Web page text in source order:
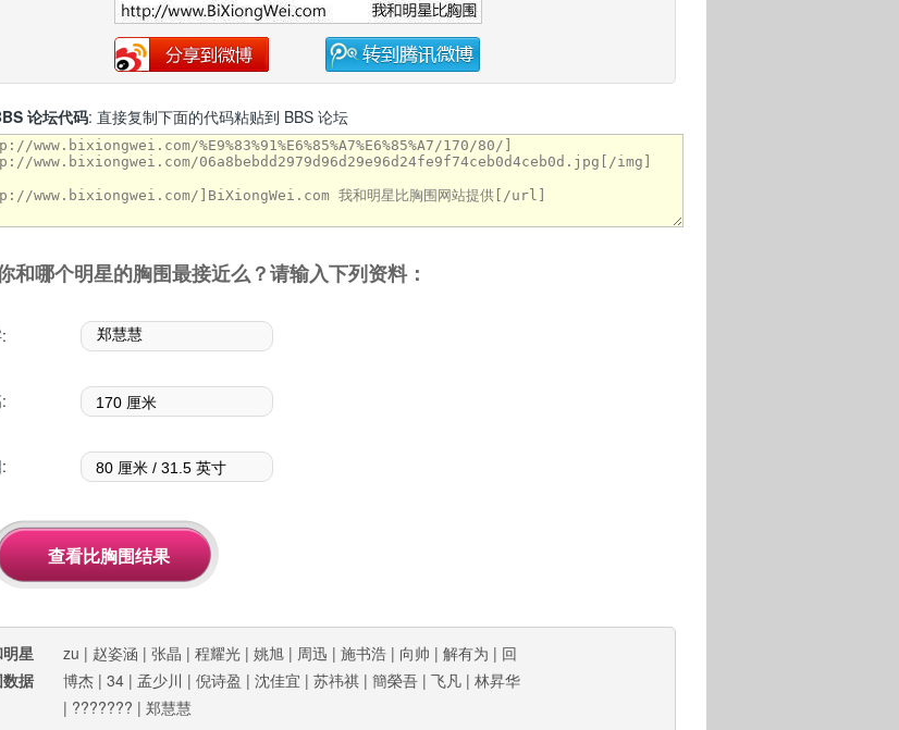
论坛代码: 直接复制下面的代码粘贴到 BBS 论坛
和哪个明星的胸围最接近么？请输入下列资料：
星
据
zu | 赵姿涵 | 张晶 | 程耀光 | 姚旭 | 周迅 | 施书浩 | 向帅 | 解有为 | 回
博杰 | 34 | 孟少川 | 倪诗盈 | 沈佳宜 | 苏祎祺 | 簡榮吾 | 飞凡 | 林昇华
| ??????? | 郑慧慧